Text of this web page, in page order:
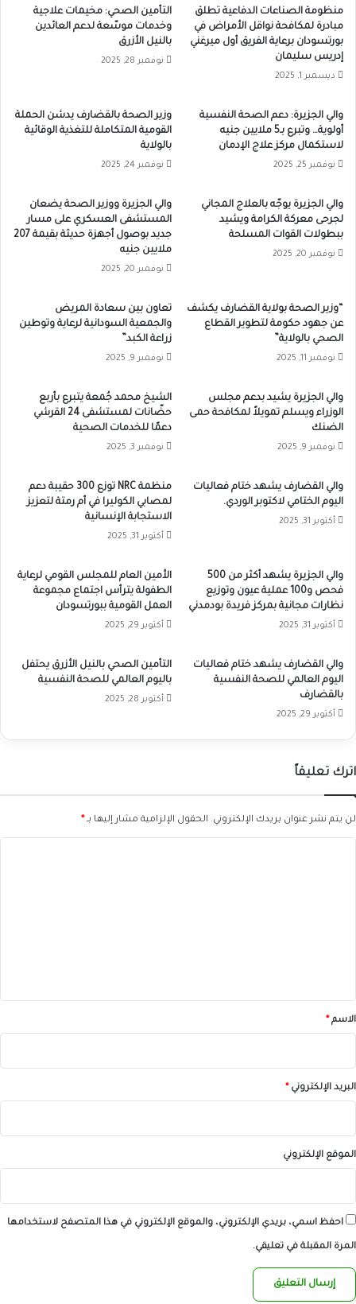
منظومة الصناعات الدفاعية تطلق
مبادرة لمكافحة نواقل الأمراض في
بورتسودان برعاية الفريق أول ميرغني
إدريس سليمان
ديسمبر 1, 2025
التأمين الصحي: مخيمات علاجية
وخدمات موسّعة لدعم العائدين
بالنيل الأزرق
نوفمبر 28, 2025
والي الجزيرة: دعم الصحة النفسية
أولوية… وتبرع بـ5 ملايين جنيه
لاستكمال مركز علاج الإدمان
نوفمبر 25, 2025
وزير ​الصحة بالقضارف يدشن الحملة
القومية المتكاملة للتغذية الوقائية
بالولاية
نوفمبر 24, 2025
والي الجزيرة يوجّه بالعلاج المجاني
لجرحى معركة الكرامة ويشيد
ببطولات القوات المسلحة
نوفمبر 20, 2025
والي الجزيرة ووزير الصحة يضعان
المستشفى العسكري على مسار
جديد بوصول أجهزة حديثة بقيمة 207
ملايين جنيه
نوفمبر 20, 2025
“وزير الصحة بولاية القضارف يكشف
عن جهود حكومة لتطوير القطاع
الصحي بالولاية”
نوفمبر 11, 2025
تعاون بين سعادة المريض
والجمعية السودانية لرعاية وتوطين
زراعة الكبد”
نوفمبر 9, 2025
والي الجزيرة يشيد بدعم مجلس
الوزراء ويسلم تمويلاً لمكافحة حمى
الضنك
نوفمبر 9, 2025
الشيخ محمد جُمعة يتبرع بأربع
حضّانات لمستشفى 24 القرشي
دعمًا للخدمات الصحية
نوفمبر 3, 2025
والي القضارف يشهد ختام فعاليات
اليوم الختامي لاكتوبر الوردي.
أكتوبر 31, 2025
منظمة NRC توزع 300 حقيبة دعم
لمصابي الكوليرا في أم رمتة لتعزيز
الاستجابة الإنسانية
أكتوبر 31, 2025
والي الجزيرة يشهد أكثر من 500
فحص و100 عملية عيون وتوزيع
نظارات مجانية بمركز فريدة بودمدني
أكتوبر 31, 2025
الأمين العام للمجلس القومي لرعاية
الطفولة يترأس اجتماع مجموعة
العمل القومية ببورتسودان
أكتوبر 29, 2025
والي القضارف يشهد ختام فعاليات
اليوم العالمي للصحة النفسية
بالقضارف
أكتوبر 29, 2025
التأمين الصحي بالنيل الأزرق يحتفل
باليوم العالمي للصحة النفسية
أكتوبر 28, 2025
اترك تعليقاً
لن يتم نشر عنوان بريدك الإلكتروني. الحقول الإلزامية مشار إليها بـ*
*الاسم*
البريد الإلكتروني*
الموقع الإلكتروني
احفظ اسمي، بريدي الإلكتروني، والموقع الإلكتروني في هذا المتصفح لاستخدامها
المرة المقبلة في تعليقي.